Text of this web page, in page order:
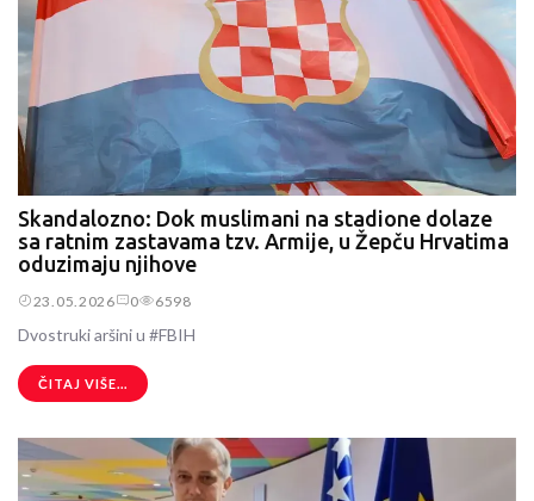
Skandalozno: Dok muslimani na stadione dolaze
sa ratnim zastavama tzv. Armije, u Žepču Hrvatima
oduzimaju njihove
23.05.2026 0 6598
Dvostruki aršini u #FBIH
ČITAJ VIŠE...